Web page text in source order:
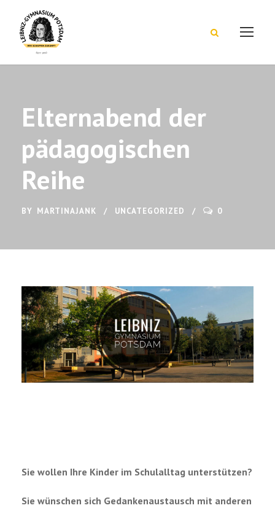
Elternabend der
pädagogischen
Reihe
BY MARTINAJANK UNCATEGORIZED 0
Sie wollen Ihre Kinder im Schulalltag unterstützen?
Sie wünschen sich Gedankenaustausch mit anderen